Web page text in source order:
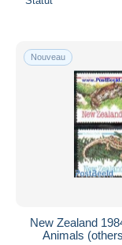
Nouveau
New Zealand
Animals